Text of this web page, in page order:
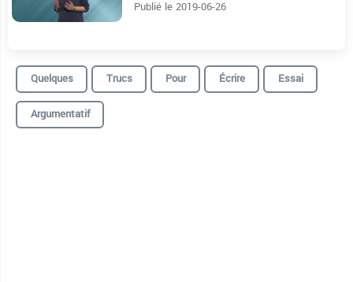
Publié le 2019-06-26
Quelques Trucs Pour Écrire
Essai
Argumentatif